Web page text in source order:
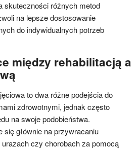
skuteczności różnych metod
na lepsze dostosowanie
do indywidualnych potrzeb
między rehabilitacją a
to dwa różne podejścia do
zdrowotnymi, jednak często
na swoje podobieństwa.
się głównie na przywracaniu
czy chorobach za pomocą